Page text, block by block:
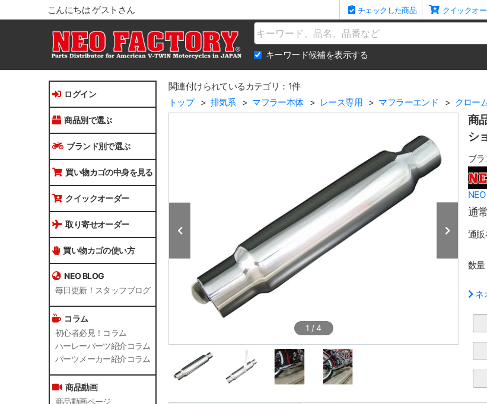
こんにちは ゲストさん チェックした商品 クイックオ
Name
キーワード候補を表示する
ログイン
商品別で選ぶ
ブランド別で選ぶ
買い物カゴの中身を見る
クイックオーダー
取り寄せオーダー
買い物カゴの使い方
NEO BLOG
毎日更新！スタッフブログ
コラム
初心者必見！コラム
ハーレーパーツ紹介コラム
パーツメーカー紹介コラム
商品動画
商品動画ページ
関連付けられているカテゴリ：1件
トップ
排気系 マフラー本体 レース専用 マフラーエンド クロー
1 / 4
商
シ
ブラ
通
通販
数量
ネ